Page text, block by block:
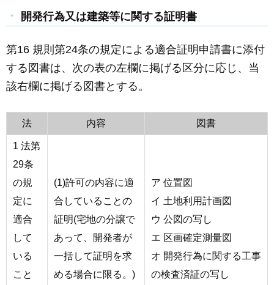
開発行為又は建築等に関する証明書
第16 規則第24条の規定による適合証明申請書に添付
する図書は、次の表の左欄に掲げる区分に応じ、当
該右欄に掲げる図書とする。
法 内容 図書
1 法第
29条
の規
定に
適合
して
いる
こと
(1)許可の内容に適
合していることの
証明(宅地の分譲で
あって、開発者が
一括して証明を求
める場合に限る。)
ア 位置図
イ 土地利用計画図
ウ 公図の写し
エ 区画確定測量図
オ 開発行為に関する工事
の検査済証の写し